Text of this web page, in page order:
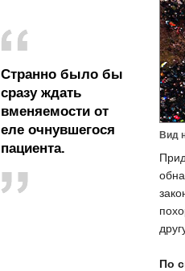
Странно было бы
сразу ждать
вменяемости от
еле очнувшегося
пациента.
Вид
По